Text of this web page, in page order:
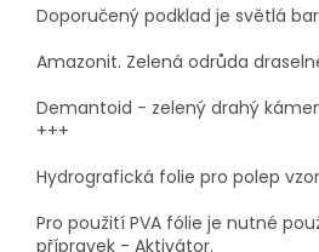
Doporučený podklad je světlá
Amazonit. Zelená odrůda
Demantoid - zelený drahý
+++
Hydrografická folie pro polep
Pro použití PVA fólie je nutné
přípravek - Aktivátor.